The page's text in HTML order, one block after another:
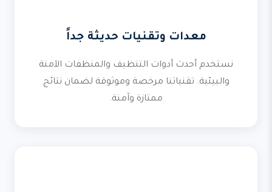
معدات وتقنيات حديثة جداً
نستخدم أحدث أدوات التنظيف والمنظفات الآمنة
والبيئية. تقنياتنا مرخصة وموثوقة لضمان نتائج
ممتازة وآمنة.